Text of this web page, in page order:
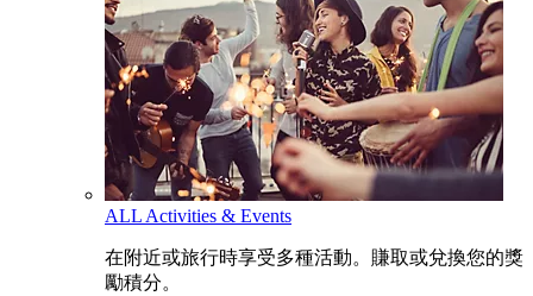
ALL Activities & Events
在附近或旅行時享受多種活動。賺取或兌換您的獎
勵積分。